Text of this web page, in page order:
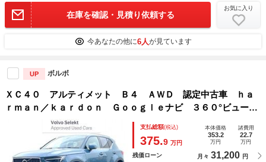
在庫を確認・見積り依頼する
お気に入り
今あなたの他に6人が見ています
UP ボルボ
ＸＣ４０ アルティメット Ｂ４ ＡＷＤ 認定中古車 ｈａ
ｒｍａｎ／ｋａｒｄｏｎ Ｇｏｏｇｌｅナビ ３６０°ビューカ
メラ 禁煙車 パワーテールゲート Ｂｌｕｅｔｏｏｔｈ メ
モリー機能付きパワーシート シートヒーター
支払総額(税込)
375.9 万円
本体価格
353.2
万円
諸費用
22.7
万円
残価ローン 月々 31,200 円